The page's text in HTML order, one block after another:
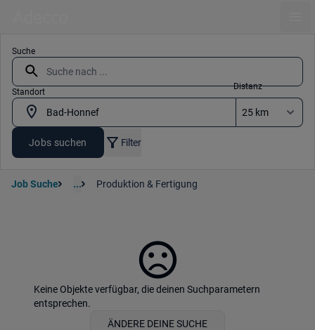
Suche
Standort
Distanz
Jobs suchen Filter
Job Suche ... Produktion & Fertigung
Keine Objekte verfügbar, die deinen Suchparametern
entsprechen.
ÄNDERE DEINE SUCHE